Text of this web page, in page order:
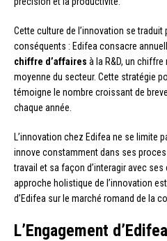
Cette culture de l’innovation se
conséquents : Edifea consacre
chiffre d’affaires à la R&D, un
moyenne du secteur. Cette stratégie
témoigne le nombre croissant de
chaque année.
L’innovation chez Edifea ne se limite
innove constamment dans ses
travail et sa façon d’interagir avec
approche holistique de l’innovation
d’Edifea sur le marché romand de la
L’Engagement